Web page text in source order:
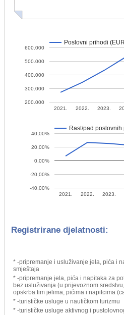
Poslovni prihodi
2021. 2022. 2023.
200.000
300.000
400.000
500.000
600.000
Rast/pad poslovnih
2021. 2022. 2023.
-40,00%
-20,00%
0,00%
20,00%
40,00%
Registrirane djelatnosti:
* -pripremanje i usluživanje jela, pića i
smještaja
* -pripremanje jela, pića i napitaka za
bez usluživanja (u prijevoznom
opskrba tim jelima, pićima i napitcima
* -turističke usluge u nautičkom turizmu
* -turističke usluge aktivnog i